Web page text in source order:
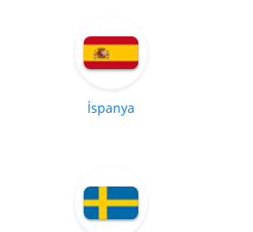
İspanya